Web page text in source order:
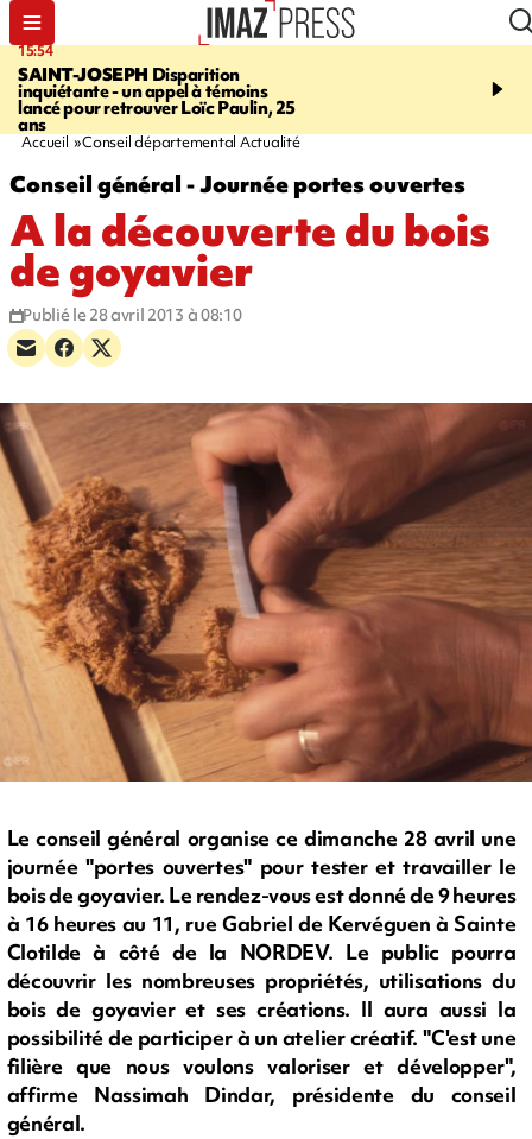
15:54
SAINT-JOSEPH Disparition
inquiétante - un appel à témoins
lancé pour retrouver Loïc Paulin, 25
ans
17:52
dimanche pour
Accueil Conseil départemental Actualité
Conseil général - Journée portes ouvertes
A la découverte du bois
de goyavier
Publié le 28 avril 2013 à 08:10
Le conseil général organise ce dimanche 28 avril une
journée "portes ouvertes" pour tester et travailler le
bois de goyavier. Le rendez-vous est donné de 9 heures
à 16 heures au 11, rue Gabriel de Kervéguen à Sainte
Clotilde à côté de la NORDEV. Le public pourra
découvrir les nombreuses propriétés, utilisations du
bois de goyavier et ses créations. Il aura aussi la
possibilité de participer à un atelier créatif. "C'est une
filière que nous voulons valoriser et développer",
affirme Nassimah Dindar, présidente du conseil
général.